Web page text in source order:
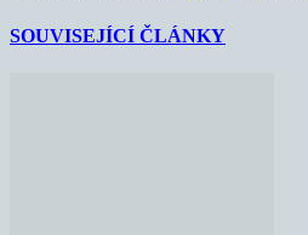
SOUVISEJÍCÍ ČLÁNKY